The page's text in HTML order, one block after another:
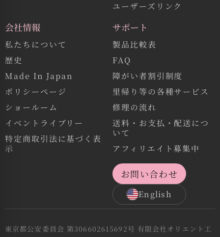
ユーザーズリンク
会社情報
私たちについて
歴史
Made In Japan
ポリシーページ
ショールーム
イベントライブリー
特定商取引法に基づく表
示
サポート
製品比較表
FAQ
障がい者割引制度
里帰り等の各種サービス
修理の流れ
送料・お支払・配送につ
いて
アフィリエイト募集中
お問い合わせ
English
東京都公安委員会 第306602615692号 有限会社オリエント工